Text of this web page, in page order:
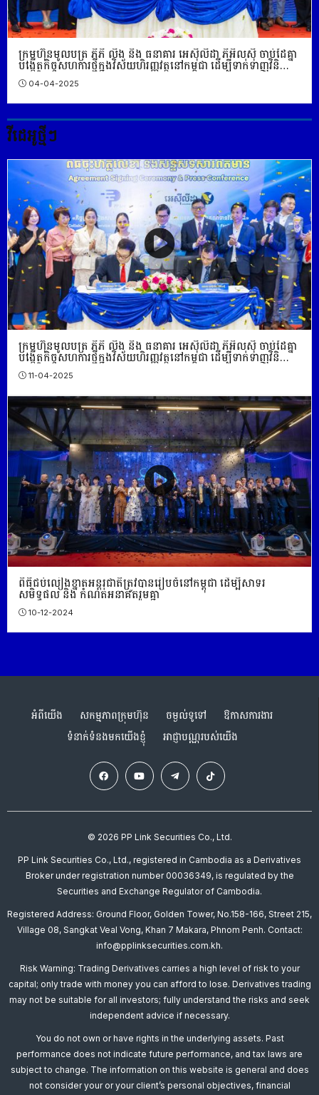
ក្រុមហ៊ុន​មូលបត្រ ភីភី លីង និង ធនាគារ អេស៊ីលីដា ភីអិលស៊ី ចាប់ដៃគ្នា
បង្កើតកិច្ចសហការថ្មីក្នុងវិស័យហិរញ្ញវត្ថុនៅកម្ពុជា ដើម្បីទាក់ទាញវិនិ
យោគិនបរទេស
04-04-2025
វីដេអូថ្មីៗ
ក្រុមហ៊ុន​មូលបត្រ ភីភី លីង និង ធនាគារ អេស៊ីលីដា ភីអិលស៊ី ចាប់ដៃគ្នា
បង្កើតកិច្ចសហការថ្មីក្នុងវិស័យហិរញ្ញវត្ថុនៅកម្ពុជា ដើម្បីទាក់ទាញវិនិ
យោគិនបរទេស
11-04-2025
ពិធីជប់លៀងខ្នាតអន្តរជាតិត្រូវបានរៀបចំនៅកម្ពុជា ដើម្បីសាទរ
សមិទ្ធផល និង កំណត់អនាគតរួមគ្នា
10-12-2024
អំពីយើង សកម្មភាពក្រុមហ៊ុន ចម្ងល់ទូទៅ
ឱកាសការងារ
ទំនាក់ទំនងមកយើងខ្ញុំ
អាជ្ញាបណ្ណរបស់យើង
© 2026 PP Link Securities Co., Ltd.
PP Link Securities Co., Ltd., registered in Cambodia as a Derivatives
Broker under registration number 00036349, is regulated by the
Securities and Exchange Regulator of Cambodia.
Registered Address: Ground Floor, Golden Tower, No.158-166, Street 215,
Village 08, Sangkat Veal Vong, Khan 7 Makara, Phnom Penh. Contact:
info@pplinksecurities.com.kh.
Risk Warning: Trading Derivatives carries a high level of risk to your
capital; only trade with money you can afford to lose. Derivatives trading
may not be suitable for all investors; fully understand the risks and seek
independent advice if necessary.
You do not own or have rights in the underlying assets. Past
performance does not indicate future performance, and tax laws are
subject to change. The information on this website is general and does
not consider your or your client’s personal objectives, financial